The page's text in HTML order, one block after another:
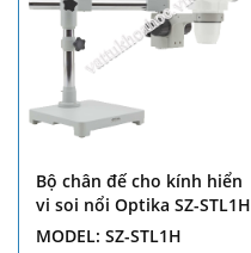
Bộ chân đế cho kính hiển
vi soi nổi Optika SZ-STL1H
MODEL: SZ-STL1H